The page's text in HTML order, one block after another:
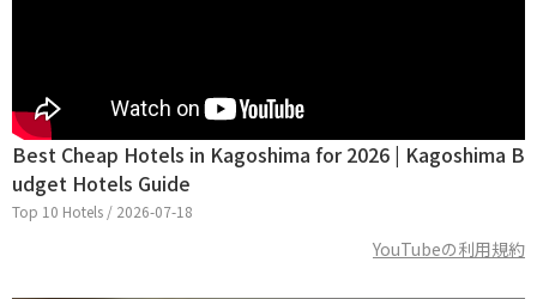
Best Cheap Hotels in Kagoshima for 2026 | Kagoshima B
udget Hotels Guide
Top 10 Hotels / 2026-07-18
YouTubeの利用規約